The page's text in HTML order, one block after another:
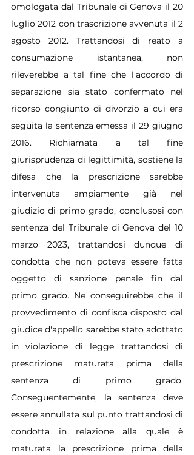
omologata dal Tribunale di Genova il 20
luglio 2012 con trascrizione avvenuta il 2
agosto 2012. Trattandosi di reato a
consumazione istantanea, non
rileverebbe a tal fine che l'accordo di
separazione sia stato confermato nel
ricorso congiunto di divorzio a cui era
seguita la sentenza emessa il 29 giugno
2016. Richiamata a tal fine
giurisprudenza di legittimità, sostiene la
difesa che la prescrizione sarebbe
intervenuta ampiamente già nel
giudizio di primo grado, conclusosi con
sentenza del Tribunale di Genova del 10
marzo 2023, trattandosi dunque di
condotta che non poteva essere fatta
oggetto di sanzione penale fin dal
primo grado. Ne conseguirebbe che il
provvedimento di confisca disposto dal
giudice d'appello sarebbe stato adottato
in violazione di legge trattandosi di
prescrizione maturata prima della
sentenza di primo grado.
Conseguentemente, la sentenza deve
essere annullata sul punto trattandosi di
condotta in relazione alla quale è
maturata la prescrizione prima della